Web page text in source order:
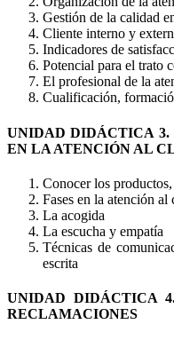
Gestión de la calidad
Cliente interno y
Indicadores de
Potencial para el trato
El profesional de la
Cualificación,
UNIDAD DIDÁCTICA 3.
EN LA ATENCIÓN AL
Conocer los
Fases en la atención
La acogida
La escucha y empatía
Técnicas de
escrita
UNIDAD DIDÁCTICA
RECLAMACIONES